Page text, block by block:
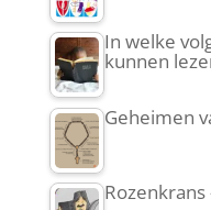
In welke
kunnen
Geheimen